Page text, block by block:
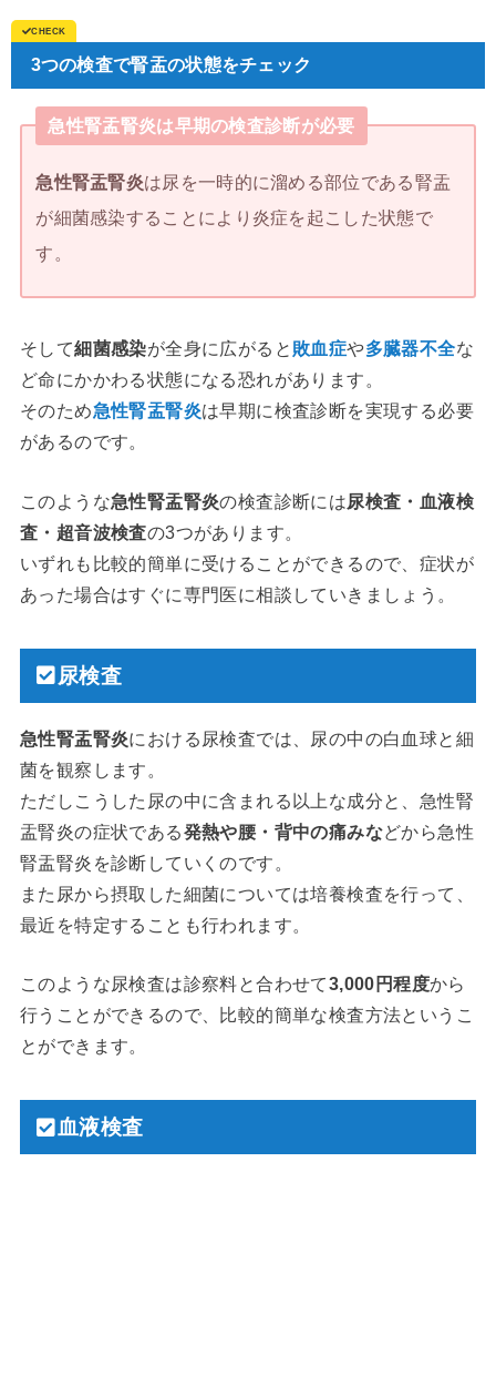
3つの検査で腎盂の状態をチェック
急性腎盂腎炎は早期の検査診断が必要
急性腎盂腎炎は尿を一時的に溜める部位である腎盂
が細菌感染することにより炎症を起こした状態で
す。
そして細菌感染が全身に広がると 敗血症や多臓器不全な
ど命にかかわる状態になる恐れがあります。
そのため急性腎盂腎炎は早期に検査診断を実現する必要
があるのです。
このような急性腎盂腎炎の検査診断には尿検査・血液検
査・超音波検査の3つがあります。
いずれも比較的簡単に受けることができるので、症状が
あった場合はすぐに専門医に相談していきましょう。
尿検査
急性腎盂腎炎における尿検査では、尿の中の白血球と細
菌を観察します。
ただしこうした尿の中に含まれる以上な成分と、急性腎
盂腎炎の症状である発熱や腰・背中の痛みなどから急性
腎盂腎炎を診断していくのです。
また尿から摂取した細菌については培養検査を行って、
最近を特定することも行われます。
このような尿検査は診察料と合わせて3,000円程度から
行うことができるので、比較的簡単な検査方法というこ
とができます。
血液検査